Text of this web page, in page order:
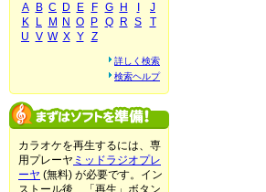
A
B C D E F G H
J
K
L M N O P Q R S
T
U V W X Y Z
詳しく検索
検索ヘルプ
カラオケを再生するには、専
用プレーヤ ミッドラジオプレ
ーヤ (無料) が必要です。イン
ストール後、「再生」ボタン